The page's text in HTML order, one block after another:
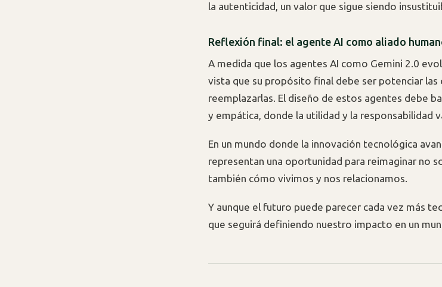
la autenticidad, un valor que sigue siendo
Reflexión final: el agente AI como aliado
A medida que los agentes AI como Gemini 2.0
vista que su propósito final debe ser potenciar las
reemplazarlas. El diseño de estos agentes debe
y empática, donde la utilidad y la responsabilidad
En un mundo donde la innovación tecnológica
representan una oportunidad para reimaginar no
también cómo vivimos y nos relacionamos.
Y aunque el futuro puede parecer cada vez más
que seguirá definiendo nuestro impacto en un